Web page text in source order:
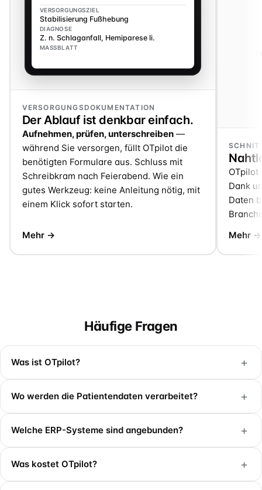
VERSORGUNGSZIEL
Stabilisierung Fußhebung
DIAGNOSE
Z. n. Schlaganfall, Hemiparese li.
MASSBLATT
VERSORGUNGSDOKUMENTATION
Der Ablauf ist denkbar einfach.
Aufnehmen, prüfen, unterschreiben—
während Sie versorgen, füllt OTpilot die
benötigten Formulare aus. Schluss mit
Schreibkram nach Feierabend. Wie ein
gutes Werkzeug: keine Anleitung nötig, mit
einem Klick sofort starten.
Mehr →
Dank
Daten
Mehr →
Häufige Fragen
Was ist OTpilot? +
Wo werden die Patientendaten verarbeitet? +
Welche ERP-Systeme sind angebunden? +
Was kostet OTpilot? +